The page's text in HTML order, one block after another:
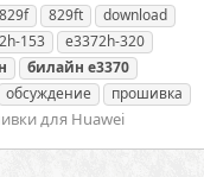
829f 829ft
download
153
e3372h-320
билайн e3370
обсуждение
прошивка
для Huawei